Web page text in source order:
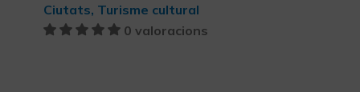
Ciutats, Turisme cultural
0 valoracions